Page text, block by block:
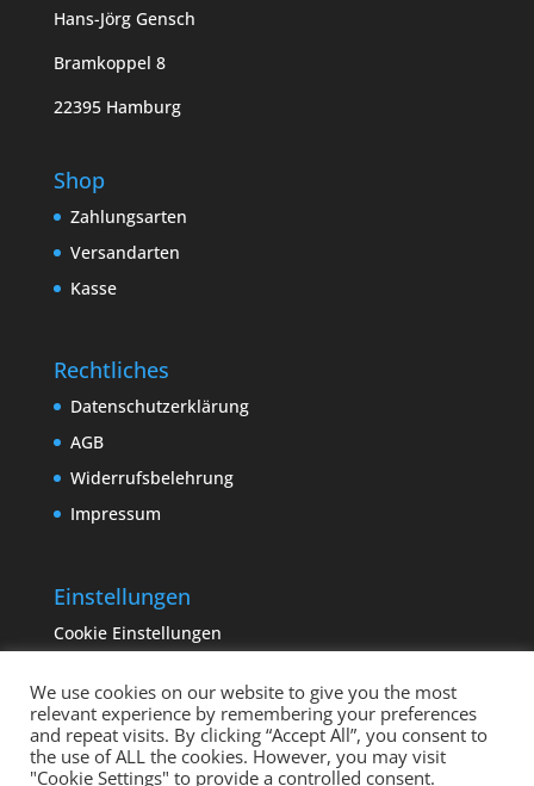
Hans-Jörg Gensch
Bramkoppel 8
22395 Hamburg
Shop
Zahlungsarten
Versandarten
Kasse
Rechtliches
Datenschutzerklärung
AGB
Widerrufsbelehrung
Impressum
Einstellungen
Cookie Einstellungen
We use cookies on our website to give you the most
relevant experience by remembering your preferences
and repeat visits. By clicking “Accept All”, you consent to
the use of ALL the cookies. However, you may visit
"Cookie Settings" to provide a controlled consent.